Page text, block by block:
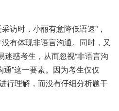
时，小丽有意降低语速”，
有体现非语言沟通。同时，又
迷惑考生，从而忽视“非语言沟
通”这一要素。因为考生仅仅
行理解，而没有仔细分析题干